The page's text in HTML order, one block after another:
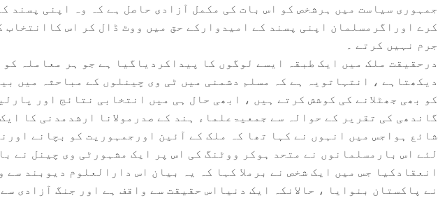
جمہوری سیاست میں ہرشخص کو اس بات کی مکمل آزادی حاصل ہے کہ وہ اپنی پسند
کرے اوراگرمسلمان اپنی پسند کے امیدوارکے حق میں ووٹ ڈال کر اس کاانتخاب
جرم نہیں کرتے ۔
درحقیقت ملک میں ایک طبقہ ایسے لوگوں کا پیداکردیاگیا ہے جو ہر معاملہ
دیکھتاہے ، انتہاتویہ ہے کہ مسلم دشمنی میں ٹی وی چینلوں کے مباحثہ میں
کو بھی جھٹلانے کی کوشش کرتے ہیں ، ابھی حال ہی میں انتخابی نتائج اور
گاندھی کی تقریر کے حوالہ سے جمعیۃعلماء ہند کے صدرمولانا ارشدمدنی کا
شائع ہواجس میں انہوں نے کہا تھا کہ ملک کے آئین اورجمہوریت کو بچانے
لئے اس بارمسلمانوں نے متحد ہوکر ووٹنگ کی اس پر ایک مشہورٹی وی چینل نے
انعقادکیا جس میں ایک شخص نے برملا کہا کہ یہ بیان اس دارالعلوم دیوبند سے
نے پاکستان بنوایا ، حالانکہ ایک دنیااس حقیقت سے واقف ہے اور جنگ آزادی